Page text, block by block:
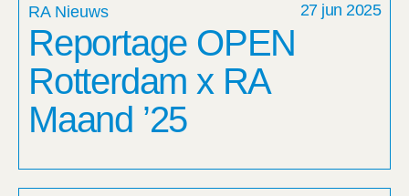
RA Nieuws 27 jun 2025
Reportage OPEN
Rotterdam x RA
Maand ’25